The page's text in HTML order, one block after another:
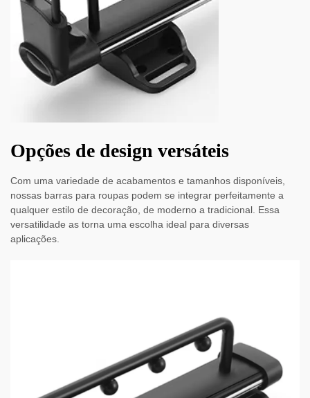
Opções de design versáteis
Com uma variedade de acabamentos e tamanhos disponíveis,
nossas barras para roupas podem se integrar perfeitamente a
qualquer estilo de decoração, de moderno a tradicional. Essa
versatilidade as torna uma escolha ideal para diversas
aplicações.